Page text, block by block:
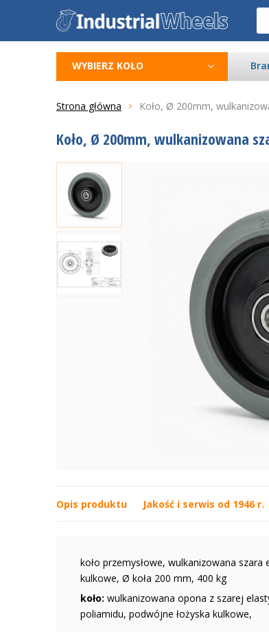
WYBIERZ KOŁO
Strona główna Koło, Ø 200mm,
Koło, Ø 200mm, wulkanizowana
Opis produktu Jakość i serwis od 1946 r.
koło przemysłowe, wulkanizowana
kulkowe, Ø koła 200 mm, 400 kg
koło: wulkanizowana opona z szarej
poliamidu, podwójne łożyska kulkowe,